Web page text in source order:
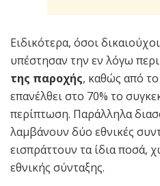
Ειδικότερα, όσοι
υπέστησαν την εν λόγω
της παροχής, καθώς από
επανέλθει στο 70% το
περίπτωση. Παράλληλα
λαμβάνουν δύο εθνικές
εισπράττουν τα ίδια ποσά,
εθνικής σύνταξης.